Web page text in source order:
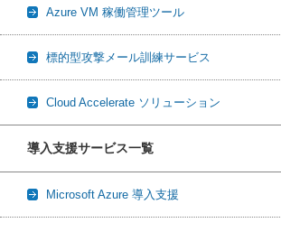
Azure VM 稼働管理ツール
標的型攻撃メール訓練サービス
Cloud Accelerate ソリューション
導入支援サービス一覧
Microsoft Azure 導入支援